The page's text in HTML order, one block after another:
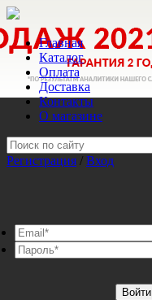
Главная
Каталог
Оплата
Доставка
Контакты
О магазине
Регистрация / Вход
Войти